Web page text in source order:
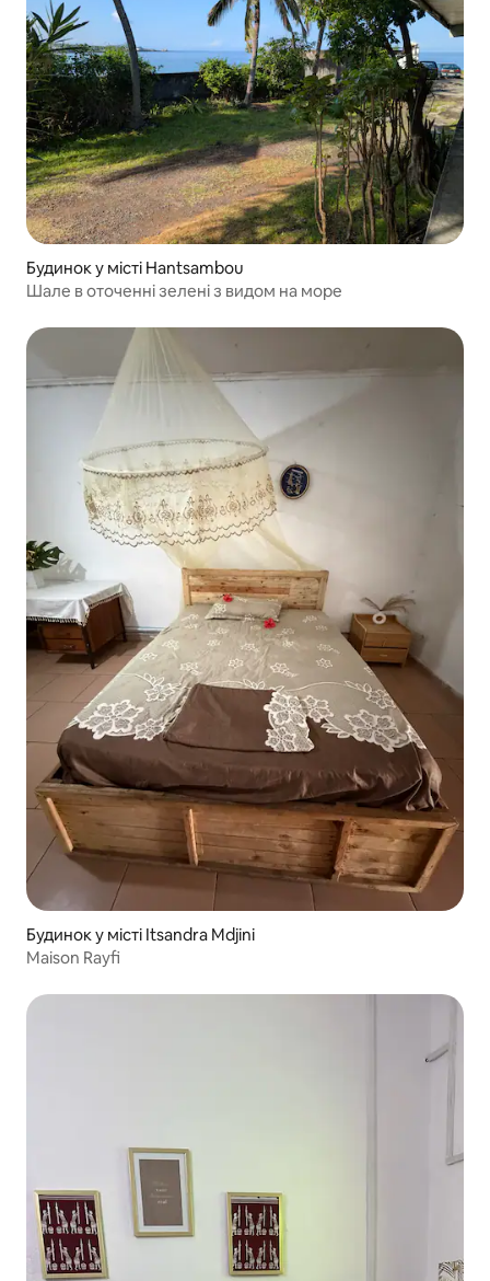
Будинок у місті Hantsambou
Шале в оточенні зелені з видом на море
Будинок у місті Itsandra Mdjini
Maison Rayfi